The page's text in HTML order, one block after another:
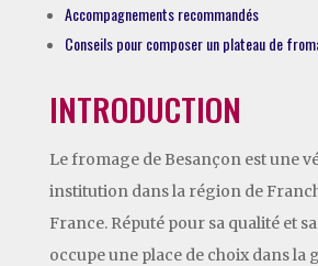
Accompagnements recommandés
Conseils pour composer un plateau de
INTRODUCTION
Le fromage de Besançon est une
institution dans la région de
France. Réputé pour sa qualité et
occupe une place de choix dans la